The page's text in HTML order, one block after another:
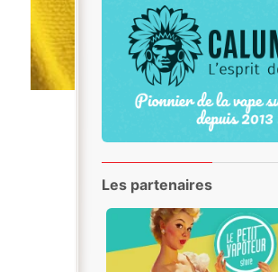
Les partenaires